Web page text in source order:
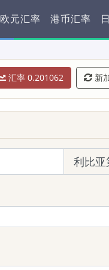
欧元汇率 港币汇率
汇率 0.201062 新
利比